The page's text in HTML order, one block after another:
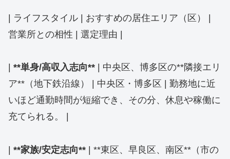
| ライフスタイル | おすすめの居住エリア（区） |
営業所との相性 | 選定理由 |
**単身/高収入志向** | 中央区、博多区の**隣接エリ
ア**（地下鉄沿線） | 中央区・博多区 | 勤務地に近
いほど通勤時間が短縮でき、その分、休息や稼働に
充てられる。 |
| **家族/安定志向** | **東区、早良区、南区**（市の